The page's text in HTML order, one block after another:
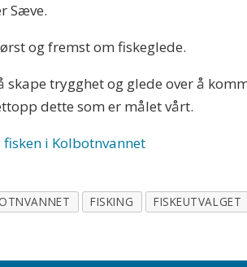
Sæve.
og fremst om fiskeglede.
skape trygghet og glede over å
dette som er målet vårt.
i Kolbotnvannet
FISKING FISKEUTVALGET